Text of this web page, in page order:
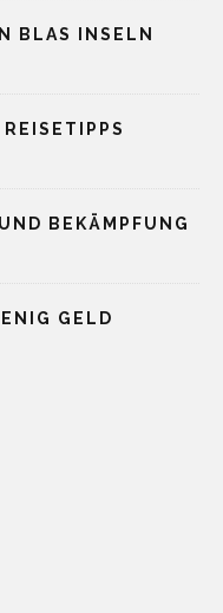
BLAS INSELN
BEKÄMPFUNG
GELD